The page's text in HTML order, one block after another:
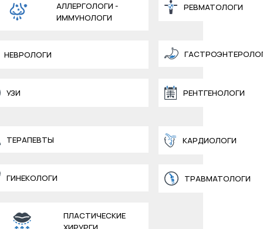
АЛЛЕРГОЛОГИ -
ИММУНОЛОГИ
РЕВМАТОЛОГИ
НЕВРОЛОГИ
УЗИ РЕНТГЕНОЛОГИ
ТЕРАПЕВТЫ КАРДИОЛОГИ
ГИНЕКОЛОГИ ТРАВМАТОЛОГИ
ПЛАСТИЧЕСКИЕ